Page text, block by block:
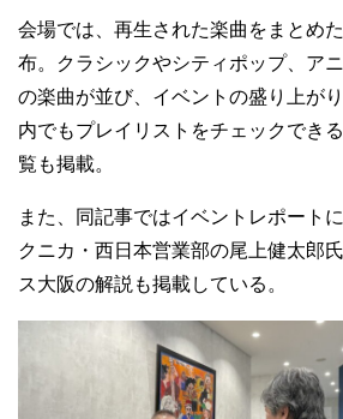
会場では、再生された楽曲をまとめ
布。クラシックやシティポップ、ア
の楽曲が並び、イベントの盛り上が
内でもプレイリストをチェックでき
覧も掲載。
また、同記事ではイベントレポート
クニカ・西日本営業部の尾上健太郎
ス大阪の解説も掲載している。